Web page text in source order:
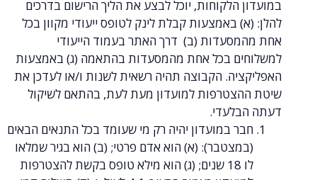
הלקוחות, יוכל לבצע את הליך הרישום בדרכים
באמצעות קבלת לינק לטופס ייעודי מקוון בכל
(ב) דרך האתר בעמוד הייעודי
בכל אחת מהמסעדות בהתאמה (ג) באמצעות
הקבוצה תהיה רשאית לשנות ו/או לעדכן את
למועדון מעת לעת, בהתאם לשיקול
חבר במועדון יהיה רק מי שעומד בכל התנאים הבאים
(במצטבר): (א) הוא אדם פרטי; (ב) הוא בגיר שמלאו
לו 18 שנים; (ג) הוא מילא טופס בקשת להצטרפות